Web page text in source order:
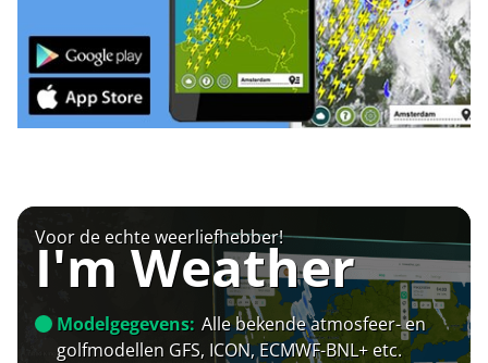
Voor de echte weerliefhebber!
I'm Weather
Modelgegevens: Alle bekende atmosfeer- en
golfmodellen GFS, ICON, ECMWF-BNL+ etc.